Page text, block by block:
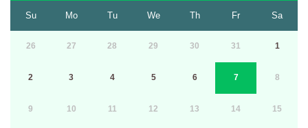
Su Mo Tu We Th Fr Sa
26 27 28 29 30 31 1
2 3 4 5 6 7 8
9 10 11 12 13 14 15